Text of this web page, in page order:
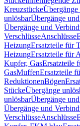
KreuzstückeÜbergänge
unlösbarÜbergänge
Übergänge und
VerschlüsseAnschlüsse
HeizungErsatzteile für
HeizungErsatzteile für
Kupfer, GasErsatzteile
GasMuffenErsatzteile
ReduktionenBögen
StückeÜbergänge
unlösbarÜbergänge
Übergänge und
VerschlüsseAnschlüsse